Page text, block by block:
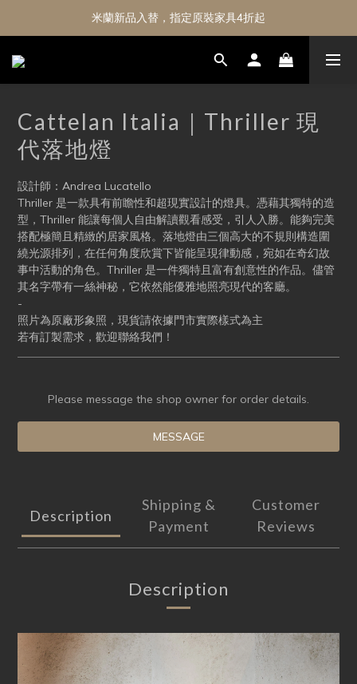
米蘭新品入替，指定原裝家具4折起
Cattelan Italia｜Thriller 現
代落地燈
設計師：Andrea Lucatello
Thriller 是一款具有前瞻性和超現實設計的燈具。憑藉其獨特的造
型，Thriller 能讓每個人自由解讀觀看感受，引人入勝。能夠完美
搭配極簡且精緻的居家風格。落地燈由三個高大的不規則構造圍
繞光源排列，在任何角度欣賞下皆能呈現律動感，宛如在奇幻故
事中活動的角色。Thriller 是一件獨特且富有創意性的作品。儘管
其名字帶有一絲神秘，它依然能優雅地照亮現代的客廳。
-
照片為原廠形象照，現貨請依據門市實際樣式為主
若有訂製需求，歡迎聯絡我們！
Please message the shop owner for order details.
MESSAGE
Description
Shipping &
Payment
Customer
Reviews
Description